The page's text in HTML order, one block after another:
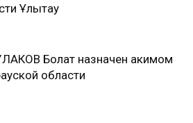
Ұлытау
Болат назначен акимом
области